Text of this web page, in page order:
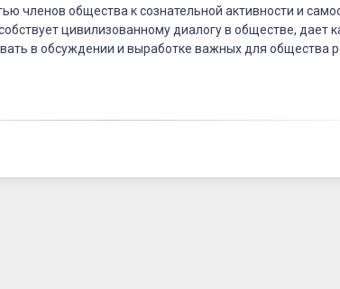
членов общества к сознательной активности и
цивилизованному диалогу в обществе, дает
в обсуждении и выработке важных для общества